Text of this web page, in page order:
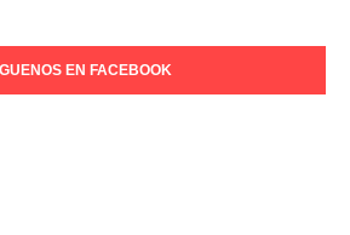
EN FACEBOOK